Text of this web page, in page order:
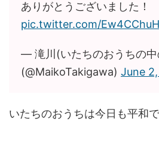
ありがとうございました！
pic.twitter.com/
— 滝川(いたちのおうちの中
(@MaikoTakigawa) June
いたちのおうちは今日も平和で